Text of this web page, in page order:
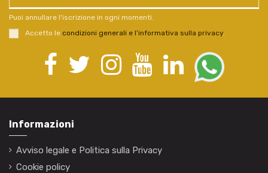
Puoi annullare l'iscrizione in ogni momenti.
Accetto le condizioni generali e l’informativa sulla privacy.
Informazioni
Avviso legale e Politica sulla Privacy
Cookie policy